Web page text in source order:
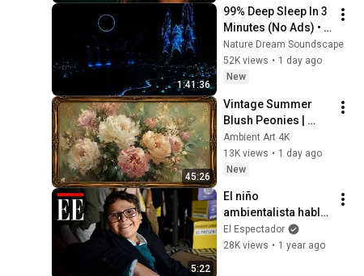
1:41:36
99% Deep Sleep In 3
Minutes (No Ads) •
Relieves Stress,
Melatonin Release •
Stop Overthinking
Nature Dream Soundscape
52K views • 1 day ago
New
45:26
Vintage Summer
Blush Peonies |
Floral Oil Painting |
Frame TV Art 4K
Screensaver
Ambient Art 4K
13K views • 1 day ago
New
5:22
El niño
ambientalista habla
desde el exilio | El
Espectador
El Espectador
28K views • 1 year ago